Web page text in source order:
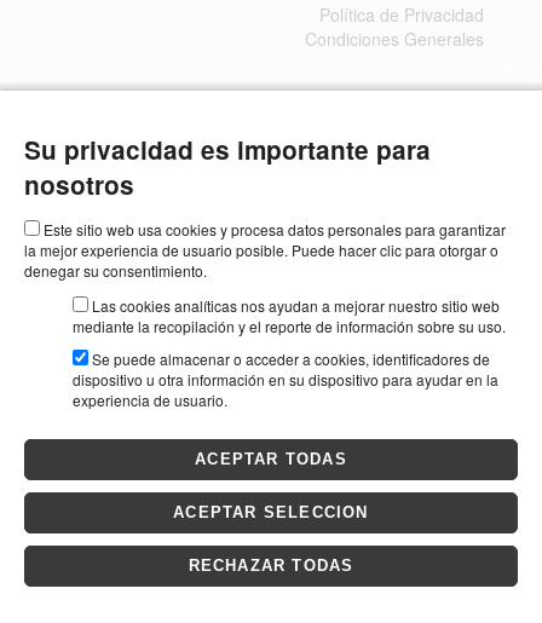
Política de Privacidad
Condiciones Generales
Su privacidad es importante para
nosotros
Este sitio web usa cookies y procesa datos personales para garantizar
la mejor experiencia de usuario posible. Puede hacer clic para otorgar o
denegar su consentimiento.
Las cookies analíticas nos ayudan a mejorar nuestro sitio web
mediante la recopilación y el reporte de información sobre su uso.
Se puede almacenar o acceder a cookies, identificadores de
dispositivo u otra información en su dispositivo para ayudar en la
experiencia de usuario.
ACEPTAR TODAS
ACEPTAR SELECCION
RECHAZAR TODAS